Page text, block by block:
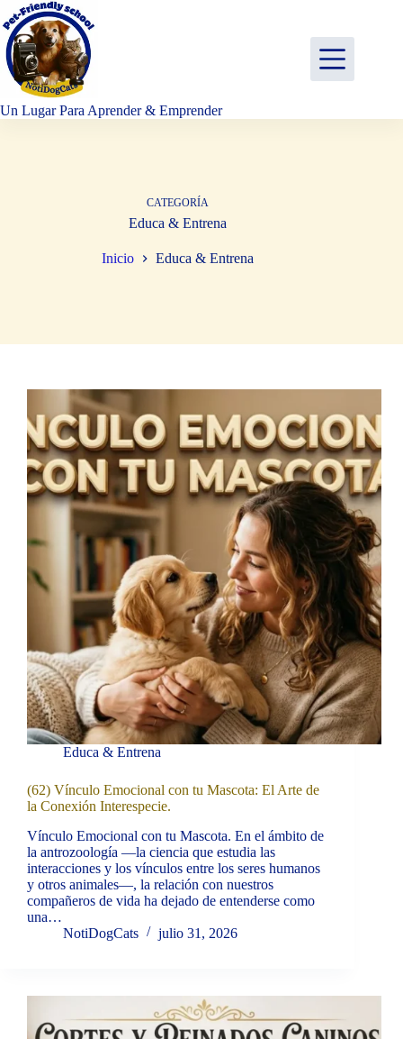
Saltar
al
contenido
Un Lugar Para Aprender & Emprender
CATEGORÍA
Educa & Entrena
Inicio Educa & Entrena
Educa & Entrena
(62) Vínculo Emocional con tu Mascota: El Arte de
la Conexión Interespecie.
Vínculo Emocional con tu Mascota. En el ámbito de
la antrozoología —la ciencia que estudia las
interacciones y los vínculos entre los seres humanos
y otros animales—, la relación con nuestros
compañeros de vida ha dejado de entenderse como
una…
NotiDogCats
julio 31, 2026